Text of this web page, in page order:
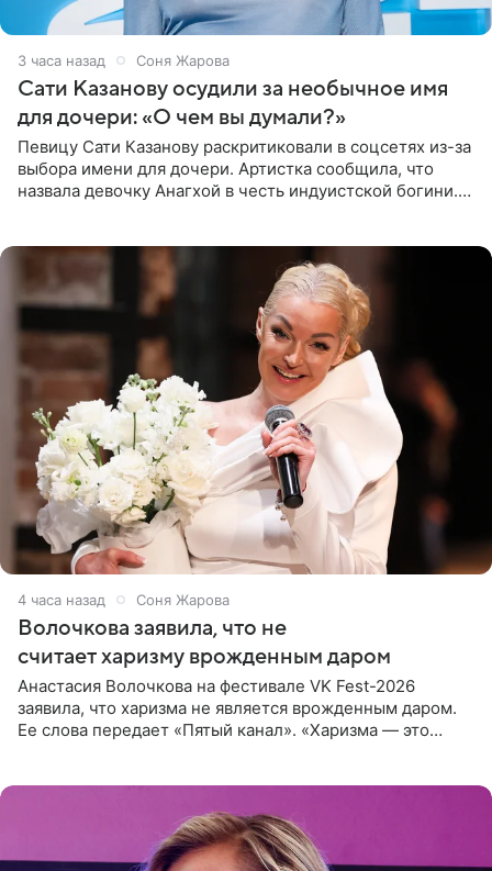
3 часа назад Соня Жарова
Сати Казанову осудили за необычное имя
для дочери: «О чем вы думали?»
Певицу Сати Казанову раскритиковали в соцсетях из-за
выбора имени для дочери. Артистка сообщила, что
назвала девочку Анагхой в честь индуистской богини.
4 часа назад Соня Жарова
Волочкова заявила, что не
считает харизму врожденным даром
Анастасия Волочкова на фестивале VK Fest-2026
заявила, что харизма не является врожденным даром.
Ее слова передает «Пятый канал». «Харизма — это